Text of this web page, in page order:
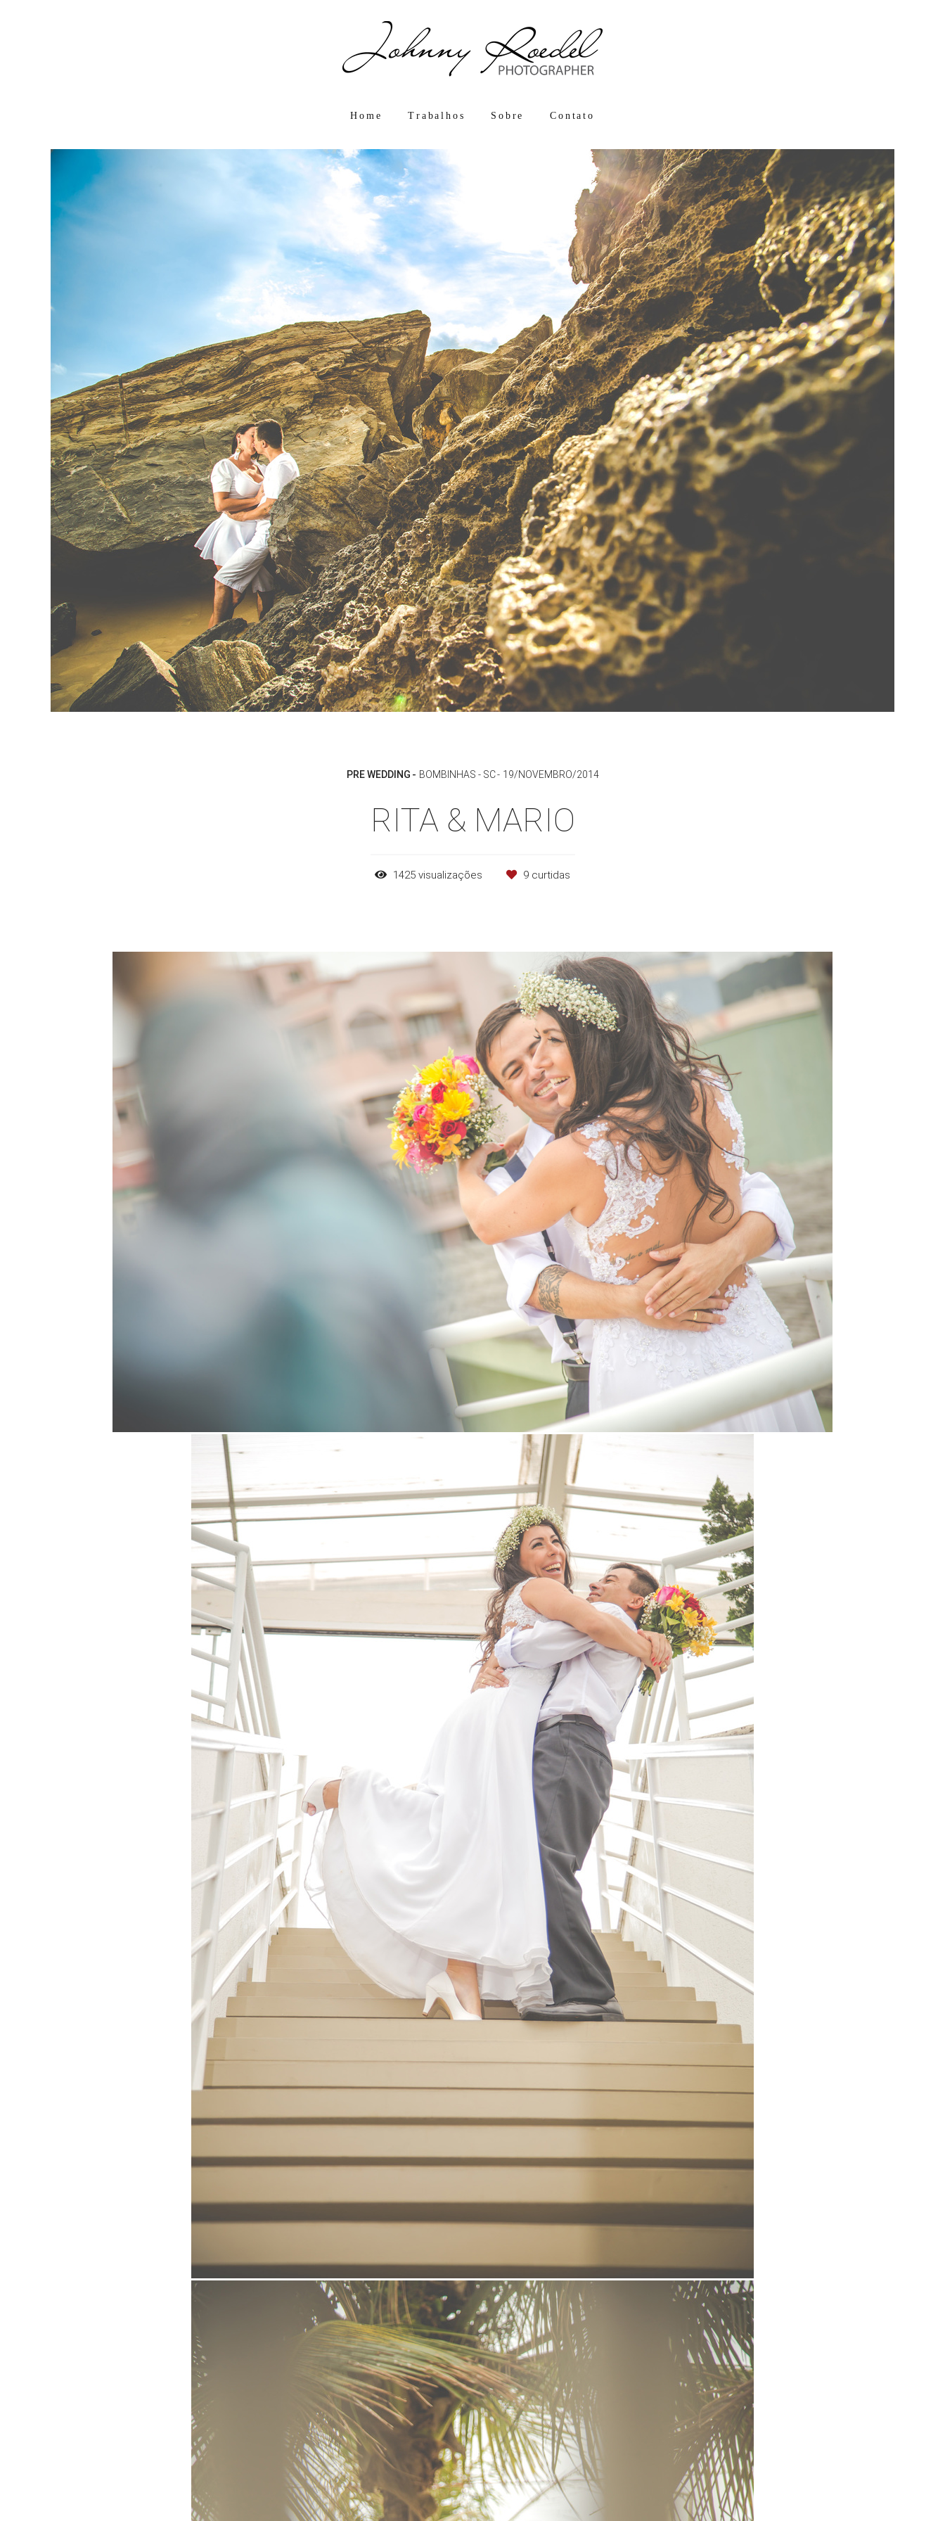
Home Trabalhos Sobre Contato
PRE WEDDING BOMBINHAS - SC 19/NOVEMBRO/2014
RITA & MARIO
1425 visualizações 9 curtidas